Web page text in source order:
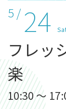
5 / 24
フレッ
楽
10:30 ～